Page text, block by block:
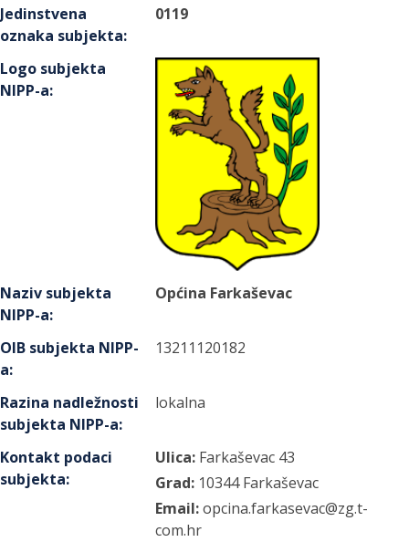
Jedinstvena
oznaka subjekta:
0119
Logo subjekta
NIPP-a:
Naziv subjekta
NIPP-a:
Općina Farkaševac
OIB subjekta NIPP-
a:
13211120182
Razina nadležnosti
subjekta NIPP-a:
lokalna
Kontakt podaci
subjekta:
Ulica: Farkaševac 43
Grad: 10344 Farkaševac
Email:opcina.farkasevac@zg.t-
com.hr